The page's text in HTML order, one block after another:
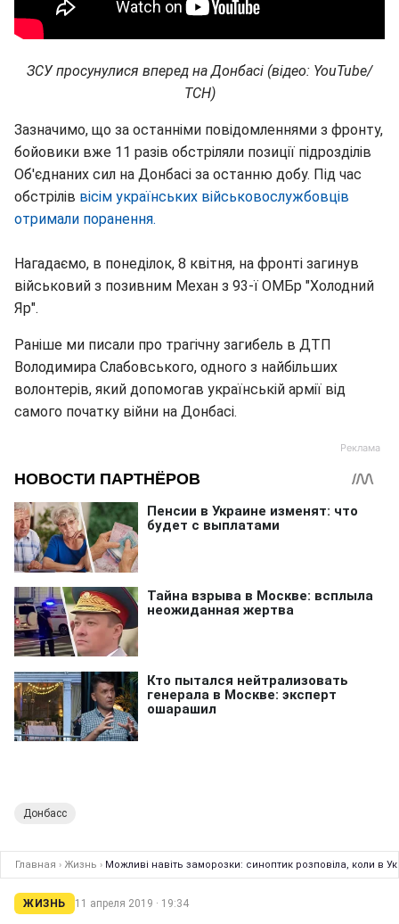
ЗСУ просунулися вперед на Донбасі (відео: YouTube/
ТСН)
Зазначимо, що за останніми повідомленнями з фронту,
бойовики вже 11 разів обстріляли позиції підрозділів
Об'єднаних сил на Донбасі за останню добу. Під час
обстрілів вісім українських військовослужбовців
отримали поранення.
Нагадаємо, в понеділок, 8 квітня, на фронті загинув
військовий з позивним Механ з 93-ї ОМБр "Холодний
Яр".
Раніше ми писали про трагічну загибель в ДТП
Володимира Слабовського, одного з найбільших
волонтерів, який допомогав українській армії від
самого початку війни на Донбасі.
Донбасс
Главная › Жизнь › Можливі навіть заморозки: синоптик розповіла, коли в
ЖИЗНЬ 11 апреля 2019 · 19:34